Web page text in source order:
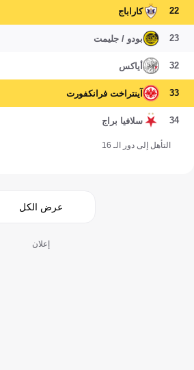
22 كاراباج
23 بودو / جليمت
32 أياكس
33 آينتراخت فرانكفورت
34 سلافيا براج
التأهل إلى دور الـ 16
عرض الكل
إعلان